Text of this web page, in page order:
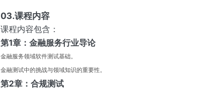
03.课程内容
课程内容包含：
第1章：金融服务行业导论
金融服务领域软件测试基础。
金融测试中的挑战与领域知识的重要性。
第2章：合规测试